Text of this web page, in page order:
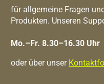
für allgemeine Fragen
Produkten. Unseren
Mo.–Fr. 8.30–16.30 Uhr
oder über unser